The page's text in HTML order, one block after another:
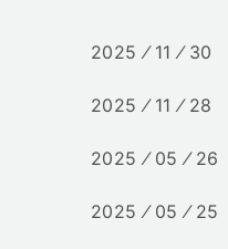
2025 ⁄ 11 ⁄ 30
2025 ⁄ 11 ⁄ 28
2025 ⁄ 05 ⁄ 26
2025 ⁄ 05 ⁄ 25